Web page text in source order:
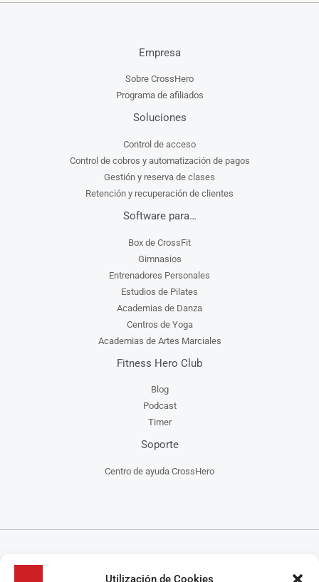
Utilización de Cookies
Empresa
Sobre CrossHero
Programa de afiliados
Soluciones
Control de acceso
Control de cobros y automatización de pagos
Gestión y reserva de clases
Retención y recuperación de clientes
Software para…
Box de CrossFit
Gimnasios
Entrenadores Personales
Estudios de Pilates
Academias de Danza
Centros de Yoga
Academias de Artes Marciales
Fitness Hero Club
Blog
Podcast
Timer
Soporte
Centro de ayuda CrossHero
CrossHero es un software y app todo en uno, para la gestión de gimnasios, centros de
CrossFit, escuelas de artes marciales, estudios de yoga y/o pilates y centros de danza, que